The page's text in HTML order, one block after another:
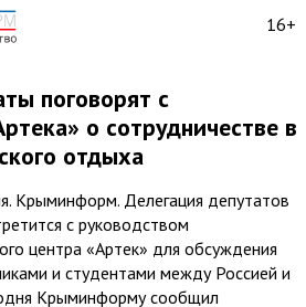
16+
поговорят с
о сотрудничестве в
отдыха
Крыминформ. Делегация депутатов
с руководством
центра «Артек» для обсуждения
и студентами между Россией и
Крыминформу сообщил